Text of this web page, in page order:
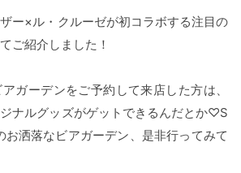
ー×ル・クルーゼが初コラボする注目の
ご紹介しました！
ガーデンをご予約して来店した方は、
ナルグッズがゲットできるんだとか♡S
お洒落なビアガーデン、是非行ってみて